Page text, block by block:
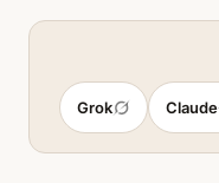
Claude
Grok